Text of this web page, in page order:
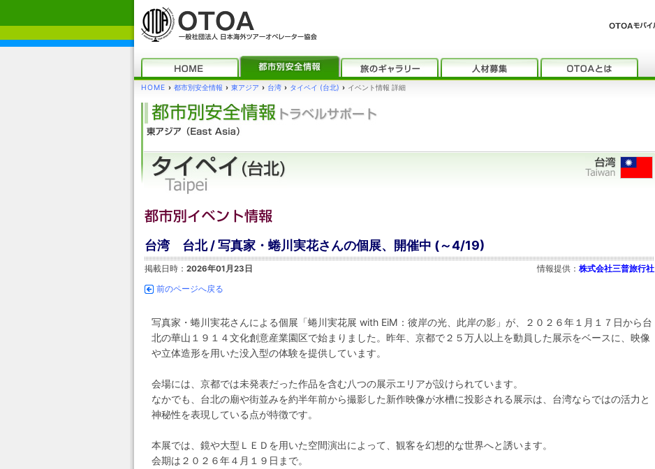
HOME › 都市別安全情報 › 東アジア › 台湾 › タイペイ (台北) › イベント情報 詳細
台湾 台北 / 写真家・蜷川実花さんの個展、開催中 (～4/19)
掲載日時： 2026年01月23日 情報提供： 株式会社三普旅行社
前のページへ戻る
写真家・蜷川実花さんによる個展「蜷川実花展 with EiM：彼岸の光、此岸の影」が、２０２６年１月１７日から台
北の華山１９１４文化創意産業園区で始まりました。昨年、京都で２５万人以上を動員した展示をベースに、映像
や立体造形を用いた没入型の体験を提供しています。
会場には、京都では未発表だった作品を含む八つの展示エリアが設けられています。
なかでも、台北の廟や街並みを約半年前から撮影した新作映像が水槽に投影される展示は、台湾ならではの活力と
神秘性を表現している点が特徴です。
本展では、鏡や大型ＬＥＤを用いた空間演出によって、観客を幻想的な世界へと誘います。
会期は２０２６年４月１９日まで。